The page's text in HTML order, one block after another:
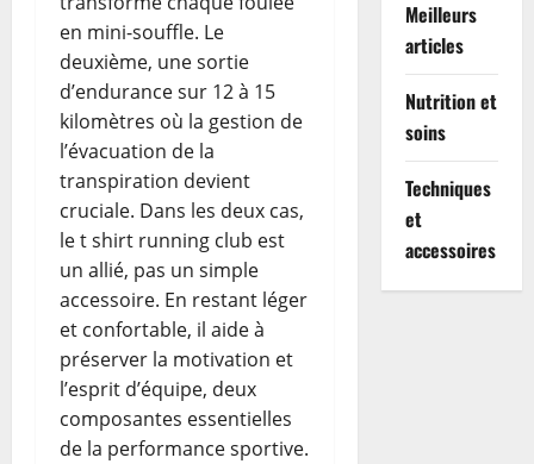
en mini-souffle. Le
deuxième, une sortie
d’endurance sur 12 à 15
kilomètres où la gestion de
l’évacuation de la
transpiration devient
cruciale. Dans les deux cas,
le t shirt running club est
un allié, pas un simple
accessoire. En restant léger
et confortable, il aide à
préserver la motivation et
l’esprit d’équipe, deux
composantes essentielles
de la performance sportive.
Meilleurs
articles
Nutrition et
soins
Techniques
et
accessoires